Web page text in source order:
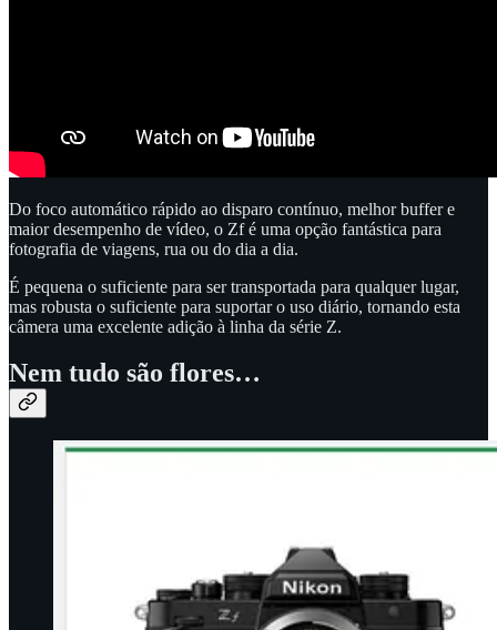
Do foco automático rápido ao disparo contínuo, melhor buffer e
maior desempenho de vídeo, o Zf é uma opção fantástica para
fotografia de viagens, rua ou do dia a dia.
É pequena o suficiente para ser transportada para qualquer lugar,
mas robusta o suficiente para suportar o uso diário, tornando esta
câmera uma excelente adição à linha da série Z.
Nem tudo são flores…